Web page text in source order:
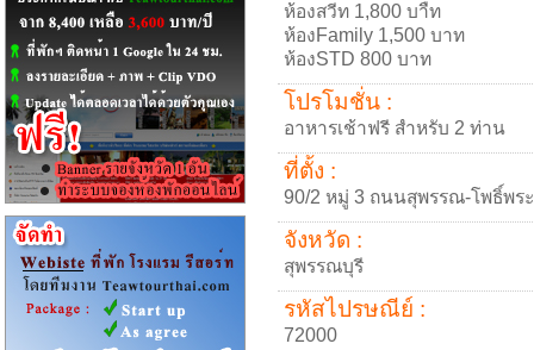
ห้องสวีท 1,800 บาืท
ห้องFamily 1,500 บาท
ห้องSTD 800 บาท
โปรโมชั่น :
อาหารเช้าฟรี สำหรับ 2 ท่าน
ที่ตั้ง :
90/2 หมู่ 3 ถนนสุพรรณ-โพธิ์พร
จังหวัด :
สุพรรณบุรี
รหัสไปรษณีย์ :
72000